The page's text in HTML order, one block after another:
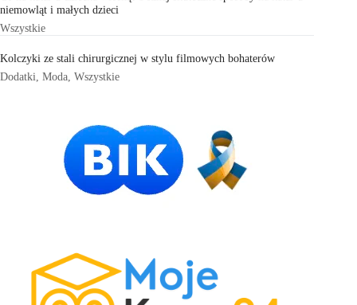
niemowląt i małych dzieci
Wszystkie
Kolczyki ze stali chirurgicznej w stylu filmowych bohaterów
Dodatki Moda Wszystkie